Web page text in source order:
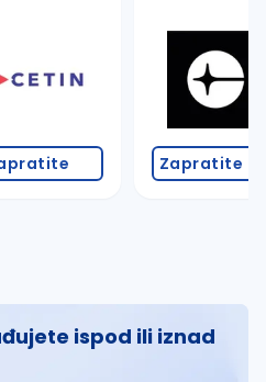
Zapratite
ispod ili iznad